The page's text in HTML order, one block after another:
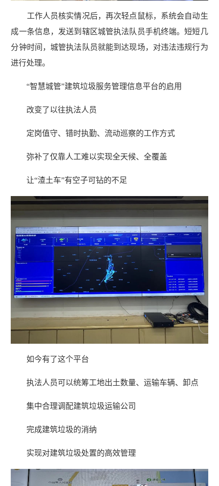
工作人员核实情况后，再次轻点鼠标，系统会自动生
成一条信息，发送到辖区城管执法队员手机终端。短短几
分钟时间，城管执法队员就能到达现场，对违法违规行为
进行处理。
“智慧城管”建筑垃圾服务管理信息平台的启用
改变了以往执法人员
定岗值守、错时执勤、流动巡察的工作方式
弥补了仅靠人工难以实现全天候、全覆盖
让“渣土车”有空子可钻的不足
如今有了这个平台
执法人员可以统筹工地出土数量、运输车辆、卸点
集中合理调配建筑垃圾运输公司
完成建筑垃圾的消纳
实现对建筑垃圾处置的高效管理